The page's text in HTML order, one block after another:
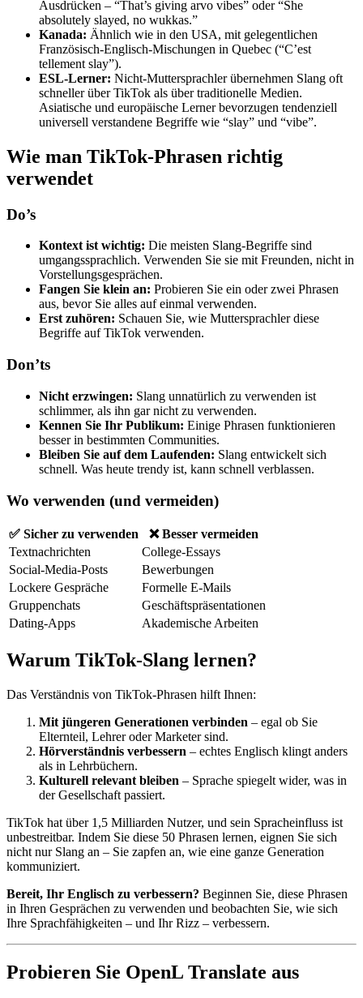
Ausdrücken – “That’s giving arvo vibes” oder “She
absolutely slayed, no wukkas.”
Kanada: Ähnlich wie in den USA, mit gelegentlichen
Französisch-Englisch-Mischungen in Quebec (“C’est
tellement slay”).
ESL-Lerner: Nicht-Muttersprachler übernehmen Slang oft
schneller über TikTok als über traditionelle Medien.
Asiatische und europäische Lerner bevorzugen tendenziell
universell verstandene Begriffe wie “slay” und “vibe”.
Wie man TikTok-Phrasen richtig
verwendet
Do’s
Kontext ist wichtig: Die meisten Slang-Begriffe sind
umgangssprachlich. Verwenden Sie sie mit Freunden, nicht in
Vorstellungsgesprächen.
Fangen Sie klein an: Probieren Sie ein oder zwei Phrasen
aus, bevor Sie alles auf einmal verwenden.
Erst zuhören: Schauen Sie, wie Muttersprachler diese
Begriffe auf TikTok verwenden.
Don’ts
Nicht erzwingen: Slang unnatürlich zu verwenden ist
schlimmer, als ihn gar nicht zu verwenden.
Kennen Sie Ihr Publikum: Einige Phrasen funktionieren
besser in bestimmten Communities.
Bleiben Sie auf dem Laufenden: Slang entwickelt sich
schnell. Was heute trendy ist, kann schnell verblassen.
Wo verwenden (und vermeiden)
✅ Sicher zu verwenden
❌ Besser vermeiden
Textnachrichten
College-Essays
Social-Media-Posts
Bewerbungen
Lockere Gespräche
Formelle E-Mails
Gruppenchats
Geschäftspräsentationen
Dating-Apps
Akademische Arbeiten
Warum TikTok-Slang lernen?
Das Verständnis von TikTok-Phrasen hilft Ihnen:
Mit jüngeren Generationen verbinden – egal ob Sie
Elternteil, Lehrer oder Marketer sind.
Hörverständnis verbessern – echtes Englisch klingt anders
als in Lehrbüchern.
Kulturell relevant bleiben – Sprache spiegelt wider, was in
der Gesellschaft passiert.
TikTok hat über 1,5 Milliarden Nutzer, und sein Spracheinfluss ist
unbestreitbar. Indem Sie diese 50 Phrasen lernen, eignen Sie sich
nicht nur Slang an – Sie zapfen an, wie eine ganze Generation
kommuniziert.
Bereit, Ihr Englisch zu verbessern? Beginnen Sie, diese Phrasen
in Ihren Gesprächen zu verwenden und beobachten Sie, wie sich
Ihre Sprachfähigkeiten – und Ihr Rizz – verbessern.
Probieren Sie OpenL Translate aus